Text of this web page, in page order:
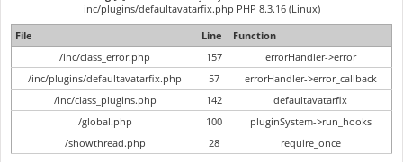
inc/plugins/defaultavatarfix.php PHP 8.3.16 (Linux)
File
Line
Function
/inc/class_error.php
157
errorHandler->error
/inc/plugins/defaultavatarfix.php
57
errorHandler->error_callback
/inc/class_plugins.php
142
defaultavatarfix
/global.php
100
pluginSystem->run_hooks
/showthread.php
28
require_once